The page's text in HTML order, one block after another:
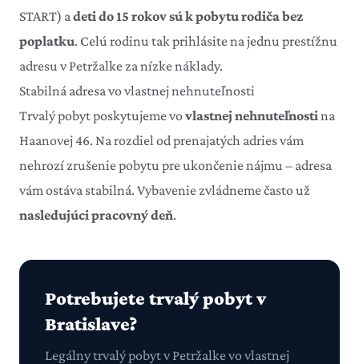
START) adeti do 15 rokov sú k pobytu rodiča bez
poplatku. Celú rodinu tak prihlásite na jednu prestížnu
adresu v Petržalke za nízke náklady.
Stabilná adresa vo vlastnej nehnuteľnosti
Trvalý pobyt poskytujeme vovlastnej nehnuteľnostina
Haanovej 46. Na rozdiel od prenajatých adries vám
nehrozí zrušenie pobytu pre ukončenie nájmu – adresa
vám ostáva stabilná. Vybavenie zvládneme často už
nasledujúci pracovný deň.
Potrebujete trvalý pobyt v
Bratislave?
Legálny trvalý pobyt v Petržalke vo vlastnej